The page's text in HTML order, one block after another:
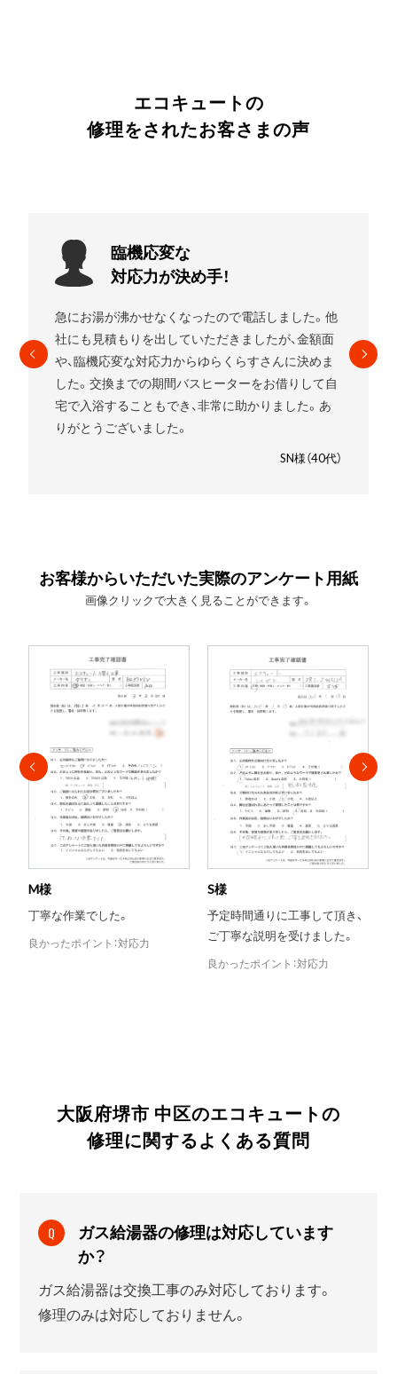
エコキュートの
修理をされたお客さまの声
お願いして
良かったです!
エコキュートを使用していましたがガスの給湯器に
したいことをお伝えするとすぐに段取りを組んでく
れました。高いものを売りつけられるんじゃないか
と少し心配でしたが、ゆらくらすさんにお願いして
良かったです。笑
お客様からいただいた実際のアンケート用紙
画像クリックで大きく見ることができます。
S様
予定時間通りに工事して頂き、
ご丁寧な説明を受けました。
当日対応がとても助かりまし
た。
良かったポイント：評判
大阪府堺市 中区のエコキュートの
修理に関するよくある質問
Q
ガス給湯器の修理は対応しています
か？
ガス給湯器は交換工事のみ対応しております。
修理のみは対応しておりません。